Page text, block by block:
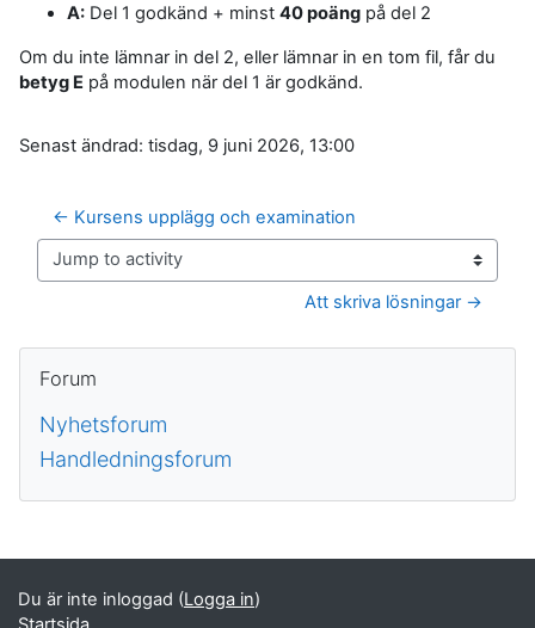
A: Del 1 godkänd + minst 40 poäng på del 2
Om du inte lämnar in del 2, eller lämnar in en tom fil, får du
betyg E på modulen när del 1 är godkänd.
Senast ändrad: tisdag, 9 juni 2026, 13:00
← Kursens upplägg och examination
Jump to activity
Att skriva lösningar →
Block
Forum
Nyhetsforum
Handledningsforum
Kompletterande block
Du är inte inloggad (Logga in)